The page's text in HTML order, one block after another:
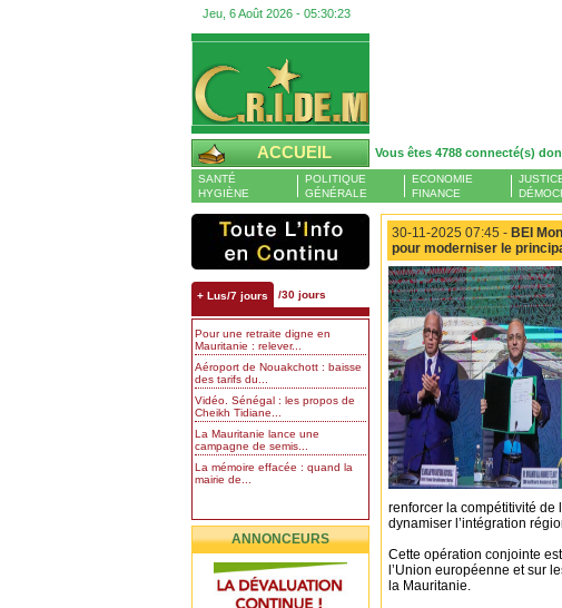
Jeu, 6 Août 2026 - 05:30:24
ACCUEIL Vous êtes 4788 connecté(s)
SANTÉ
HYGIÈNE
POLITIQUE
GÉNÉRALE
ECONOMIE
FINANCE
+ Lus/7 jours /30 jours
Pour une retraite digne en
Mauritanie : relever...
Aéroport de Nouakchott : baisse
des tarifs du...
Vidéo. Sénégal : les propos de
Cheikh Tidiane...
La Mauritanie lance une
campagne de semis...
La mémoire effacée : quand la
mairie de...
ANNONCEURS
30-11-2025 07:45 - BEI
pour moderniser le
renforcer la compétitivité de
dynamiser l’intégration
Cette opération conjointe
l’Union européenne et sur
la Mauritanie.